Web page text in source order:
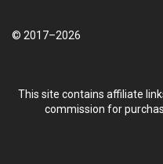
© 2017–2026
This site contains affiliate
commission for